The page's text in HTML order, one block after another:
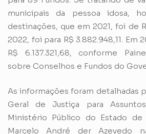
municipais da pessoa idosa,
destinações, que em 2021, foi de
2022, foi para R$ 3.882.948,11. Em
R$ 6.137.321,68, conforme
sobre Conselhos e Fundos do
As informações foram detalhadas
Geral de Justiça para
Ministério Público do Estado de
Marcelo André der Azevedo